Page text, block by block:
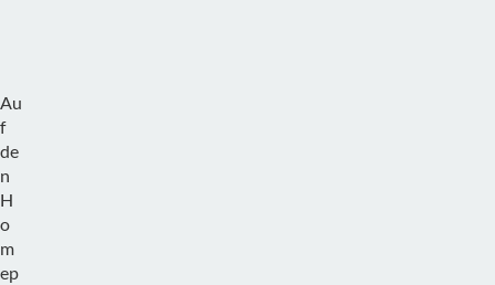
Au
f
de
n
H
o
m
ep